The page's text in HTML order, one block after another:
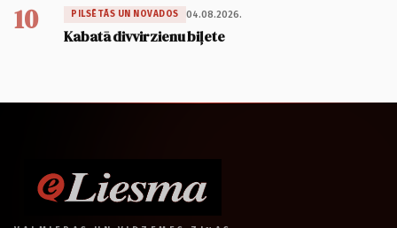
10 PILSĒTĀS UN NOVADOS 04.08.2026.
Kabatā divvirzienu biļete